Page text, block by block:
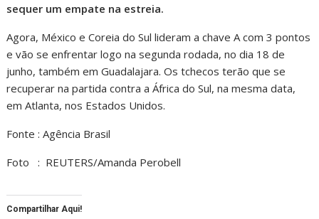
sequer um empate na estreia.
Agora, México e Coreia do Sul lideram a chave A com 3 pontos
e vão se enfrentar logo na segunda rodada, no dia 18 de
junho, também em Guadalajara. Os tchecos terão que se
recuperar na partida contra a África do Sul, na mesma data,
em Atlanta, nos Estados Unidos.
Fonte : Agência Brasil
Foto : REUTERS/Amanda Perobell
Compartilhar Aqui!